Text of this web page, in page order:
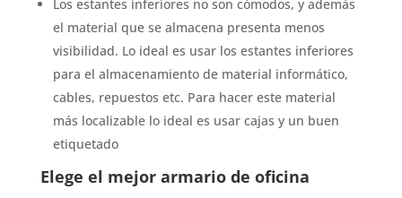
Los estantes inferiores no son cómodos, y además
el material que se almacena presenta menos
visibilidad. Lo ideal es usar los estantes inferiores
para el almacenamiento de material informático,
cables, repuestos etc. Para hacer este material
más localizable lo ideal es usar cajas y un buen
etiquetado
Elege el mejor armario de oficina